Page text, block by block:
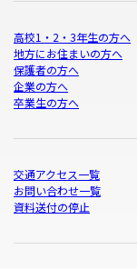
高校1・2・3年生の方へ
地方にお住まいの方へ
保護者の方へ
企業の方へ
卒業生の方へ
交通アクセス一覧
お問い合わせ一覧
資料送付の停止